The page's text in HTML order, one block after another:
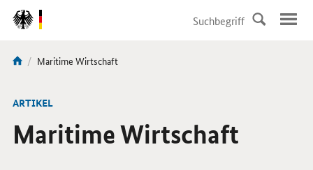
DirektZu:
Navigation
Sie
hier:
Aktuelle
Maritime Wirtschaft
ARTIKEL
Maritime Wirtschaft